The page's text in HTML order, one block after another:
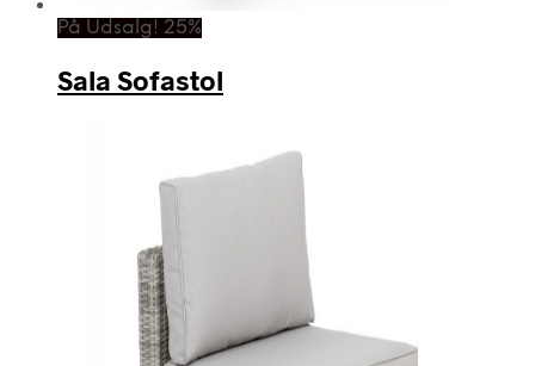
På Udsalg! 25%
Sala Sofastol